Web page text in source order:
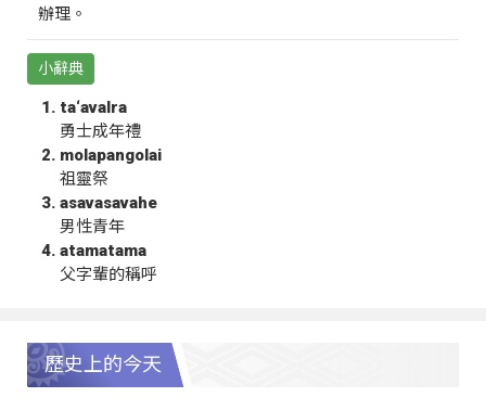
辦理。
小辭典
ta‘avalra
勇士成年禮
molapangolai
祖靈祭
asavasavahe
男性青年
atamatama
父字輩的稱呼
歷史上的今天